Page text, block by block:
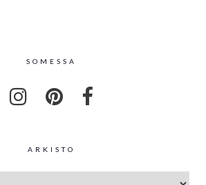
SOMESSA
ARKISTO